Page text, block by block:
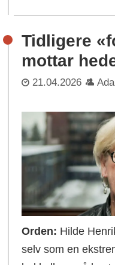
Tidligere
mottar
21.04.2026
Orden: Hilde
selv som en